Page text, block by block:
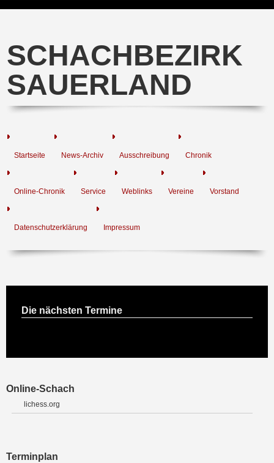
SCHACHBEZIRK
SAUERLAND
Startseite News-Archiv Ausschreibung Chronik
Online-Chronik Service Weblinks Vereine Vorstand
Datenschutzerklärung Impressum
Die nächsten Termine
Online-Schach
lichess.org
Terminplan